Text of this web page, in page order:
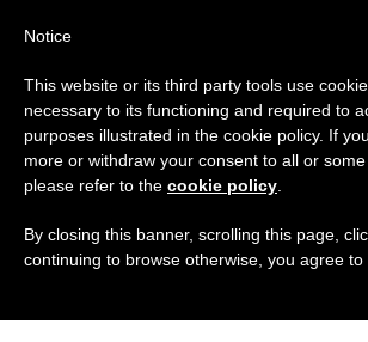
Notice
This website or its third party tools use
necessary to its functioning and required to
purposes illustrated in the cookie policy. If
more or withdraw your consent to all or some
please refer to the cookie policy
By closing this banner, scrolling this page,
continuing to browse otherwise, you agree to